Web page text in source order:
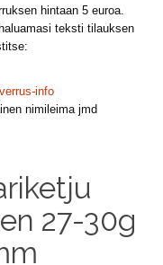
hintaan 5 euroa.
teksti tilauksen
info
nimileima jmd
27-30g